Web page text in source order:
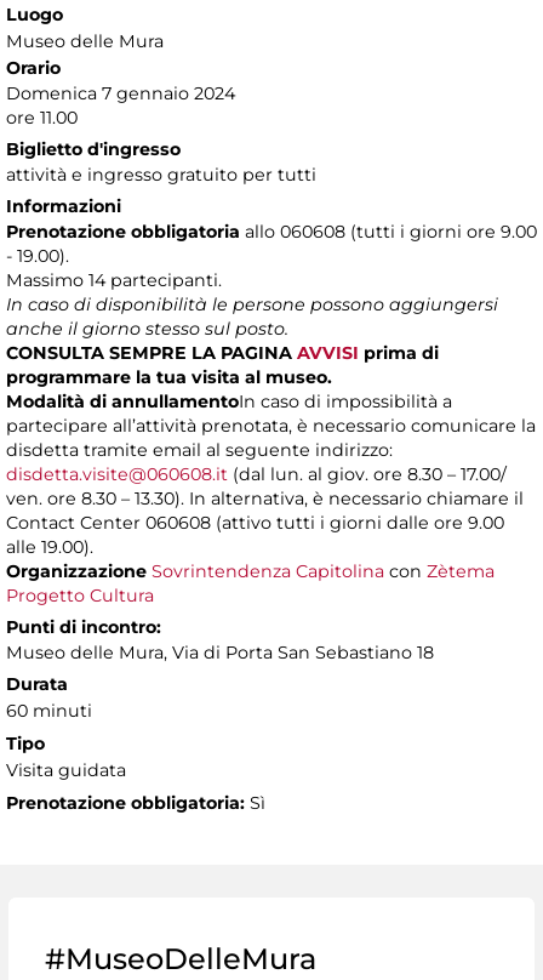
Luogo
Museo delle Mura
Orario
Domenica 7 gennaio 2024
ore 11.00
Biglietto d'ingresso
attività e ingresso gratuito per tutti
Informazioni
Prenotazione obbligatoria allo 060608 (tutti i giorni ore 9.00
- 19.00).
Massimo 14 partecipanti.
In caso di disponibilità le persone possono aggiungersi
anche il giorno stesso sul posto.
CONSULTA SEMPRE LA PAGINA AVVISI prima di
programmare la tua visita al museo.
Modalità di annullamentoIn caso di impossibilità a
partecipare all’attività prenotata, è necessario comunicare la
disdetta tramite email al seguente indirizzo:
disdetta.visite@060608.it (dal lun. al giov. ore 8.30 – 17.00/
ven. ore 8.30 – 13.30). In alternativa, è necessario chiamare il
Contact Center 060608 (attivo tutti i giorni dalle ore 9.00
alle 19.00).
Organizzazione Sovrintendenza Capitolina con Zètema
Progetto Cultura
Punti di incontro:
Museo delle Mura, Via di Porta San Sebastiano 18
Durata
60 minuti
Tipo
Visita guidata
Prenotazione obbligatoria: Sì
#MuseoDelleMura